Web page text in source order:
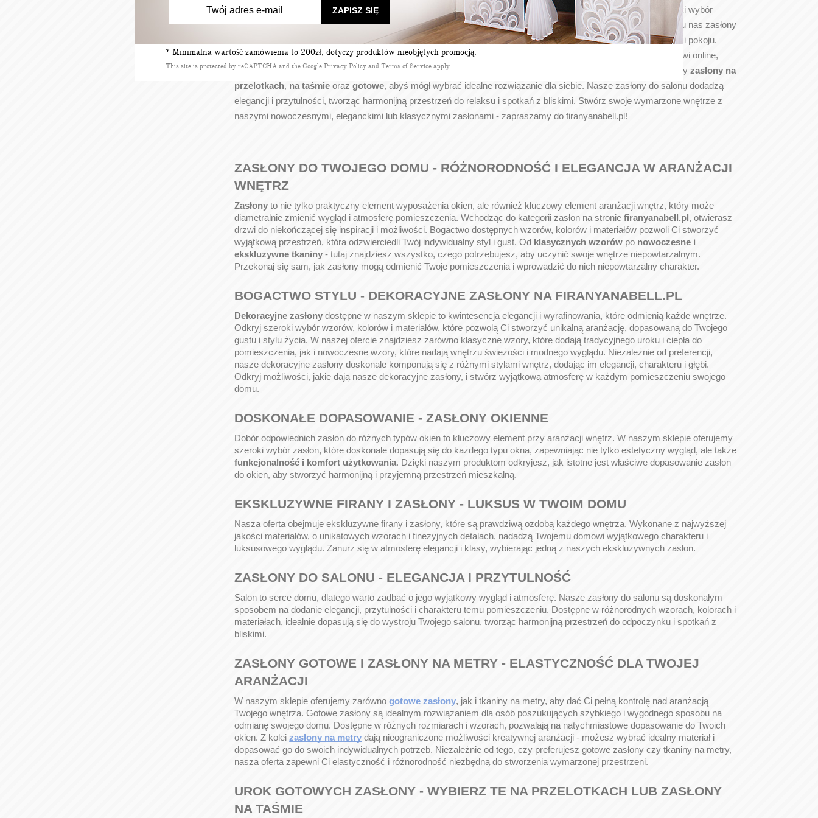
Odkryj doskonałą kolekcjęzasłon i firan w sklepie internetowym firanyanabell.pl. Nasza oferta obejmuje szeroki wybór
gotowych zasłon oraz tkanin na metry, dostępnych w różnorodnych wzorach, kolorach i materiałach. Znajdziesz u nas zasłony
idealne do każdego pomieszczenia, od eleganckich propozycji do salonu po nowoczesne rozwiązania do sypialni i pokoju.
Nasze ekskluzywne zasłony dodadzą Twojemu wnętrzu wyjątkowego charakteru i klasy. Dzięki łatwemu zakupowi online,
szybkiej dostawie i profesjonalnej obsłudze, aranżacja Twojego domu jeszcze nigdy nie była tak prosta. Oferujemyzasłony na
przelotkach, na taśmieorazgotowe, abyś mógł wybrać idealne rozwiązanie dla siebie. Nasze zasłony do salonu dodadzą
elegancji i przytulności, tworząc harmonijną przestrzeń do relaksu i spotkań z bliskimi. Stwórz swoje wymarzone wnętrze z
naszymi nowoczesnymi, eleganckimi lub klasycznymi zasłonami - zapraszamy do firanyanabell.pl!
ZASŁONY DO TWOJEGO DOMU - RÓŻNORODNOŚĆ I ELEGANCJA W ARANŻACJI
WNĘTRZ
Zasłonyto nie tylko praktyczny element wyposażenia okien, ale również kluczowy element aranżacji wnętrz, który może
diametralnie zmienić wygląd i atmosferę pomieszczenia. Wchodząc do kategorii zasłon na stronie firanyanabell.pl , otwierasz
drzwi do niekończącej się inspiracji i możliwości. Bogactwo dostępnych wzorów, kolorów i materiałów pozwoli Ci stworzyć
wyjątkową przestrzeń, która odzwierciedli Twój indywidualny styl i gust. Od klasycznych wzorów po nowoczesne i
ekskluzywne tkaniny - tutaj znajdziesz wszystko, czego potrzebujesz, aby uczynić swoje wnętrze niepowtarzalnym.
Przekonaj się sam, jak zasłony mogą odmienić Twoje pomieszczenia i wprowadzić do nich niepowtarzalny charakter.
BOGACTWO STYLU - DEKORACYJNE ZASŁONY NA FIRANYANABELL.PL
Dekoracyjne zasłony dostępne w naszym sklepie to kwintesencja elegancji i wyrafinowania, które odmienią każde wnętrze.
Odkryj szeroki wybór wzorów, kolorów i materiałów, które pozwolą Ci stworzyć unikalną aranżację, dopasowaną do Twojego
gustu i stylu życia. W naszej ofercie znajdziesz zarówno klasyczne wzory, które dodają tradycyjnego uroku i ciepła do
pomieszczenia, jak i nowoczesne wzory, które nadają wnętrzu świeżości i modnego wyglądu. Niezależnie od preferencji,
nasze dekoracyjne zasłony doskonale komponują się z różnymi stylami wnętrz, dodając im elegancji, charakteru i głębi.
Odkryj możliwości, jakie dają nasze dekoracyjne zasłony, i stwórz wyjątkową atmosferę w każdym pomieszczeniu swojego
domu.
DOSKONAŁE DOPASOWANIE - ZASŁONY OKIENNE
Dobór odpowiednich zasłon do różnych typów okien to kluczowy element przy aranżacji wnętrz. W naszym sklepie oferujemy
szeroki wybór zasłon, które doskonale dopasują się do każdego typu okna, zapewniając nie tylko estetyczny wygląd, ale także
funkcjonalność i komfort użytkowania. Dzięki naszym produktom odkryjesz, jak istotne jest właściwe dopasowanie zasłon
do okien, aby stworzyć harmonijną i przyjemną przestrzeń mieszkalną.
EKSKLUZYWNE FIRANY I ZASŁONY - LUKSUS W TWOIM DOMU
Nasza oferta obejmuje ekskluzywne firany i zasłony, które są prawdziwą ozdobą każdego wnętrza. Wykonane z najwyższej
jakości materiałów, o unikatowych wzorach i finezyjnych detalach, nadadzą Twojemu domowi wyjątkowego charakteru i
luksusowego wyglądu. Zanurz się w atmosferę elegancji i klasy, wybierając jedną z naszych ekskluzywnych zasłon.
ZASŁONY DO SALONU - ELEGANCJA I PRZYTULNOŚĆ
Salon to serce domu, dlatego warto zadbać o jego wyjątkowy wygląd i atmosferę. Nasze zasłony do salonu są doskonałym
sposobem na dodanie elegancji, przytulności i charakteru temu pomieszczeniu. Dostępne w różnorodnych wzorach, kolorach i
materiałach, idealnie dopasują się do wystroju Twojego salonu, tworząc harmonijną przestrzeń do odpoczynku i spotkań z
bliskimi.
ZASŁONY GOTOWE I ZASŁONY NA METRY - ELASTYCZNOŚĆ DLA TWOJEJ
ARANŻACJI
W naszym sklepie oferujemy zarówno gotowe zasłony, jak i tkaniny na metry, aby dać Ci pełną kontrolę nad aranżacją
Twojego wnętrza. Gotowe zasłony są idealnym rozwiązaniem dla osób poszukujących szybkiego i wygodnego sposobu na
odmianę swojego domu. Dostępne w różnych rozmiarach i wzorach, pozwalają na natychmiastowe dopasowanie do Twoich
okien. Z koleizasłony na metry dają nieograniczone możliwości kreatywnej aranżacji - możesz wybrać idealny materiał i
dopasować go do swoich indywidualnych potrzeb. Niezależnie od tego, czy preferujesz gotowe zasłony czy tkaniny na metry,
nasza oferta zapewni Ci elastyczność i różnorodność niezbędną do stworzenia wymarzonej przestrzeni.
UROK GOTOWYCH ZASŁONY - WYBIERZ TE NA PRZELOTKACH LUB ZASŁONY
NA TAŚMIE
ZAPISZ SIĘ
* Minimalna wartość zamówienia to 200zł, dotyczy produktów nieobjętych promocją.
This site is protected by reCAPTCHA and the Google Privacy Policy and Terms of Service apply.